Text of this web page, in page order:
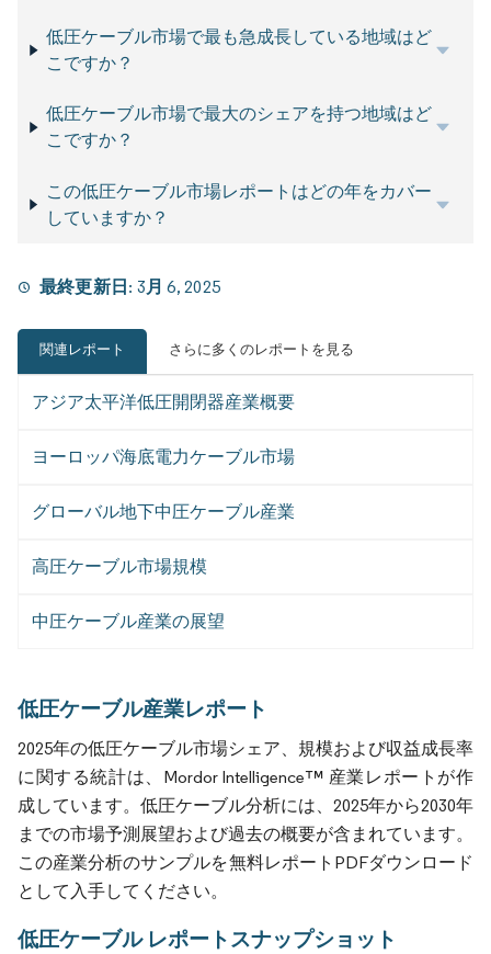
低圧ケーブル市場で最も急成長している地域はど
こですか？
低圧ケーブル市場で最大のシェアを持つ地域はど
こですか？
この低圧ケーブル市場レポートはどの年をカバー
していますか？
最終更新日: 3月 6, 2025
関連レポート さらに多くのレポートを見る
アジア太平洋低圧開閉器産業概要
ヨーロッパ海底電力ケーブル市場
グローバル地下中圧ケーブル産業
高圧ケーブル市場規模
中圧ケーブル産業の展望
低圧ケーブル産業レポート
2025年の低圧ケーブル市場シェア、規模および収益成長率
に関する統計は、Mordor Intelligence™ 産業レポートが作
成しています。低圧ケーブル分析には、2025年から2030年
までの市場予測展望および過去の概要が含まれています。
この産業分析のサンプルを無料レポートPDFダウンロード
として入手してください。
低圧ケーブル レポートスナップショット